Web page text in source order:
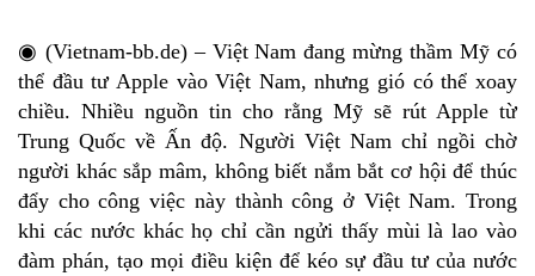
◉ (Vietnam-bb.de) – Việt Nam đang mừng thầm Mỹ có
thể đầu tư Apple vào Việt Nam, nhưng gió có thể xoay
chiều. Nhiều nguồn tin cho rằng Mỹ sẽ rút Apple từ
Trung Quốc về Ấn độ. Người Việt Nam chỉ ngồi chờ
người khác sắp mâm, không biết nắm bắt cơ hội để thúc
đẩy cho công việc này thành công ở Việt Nam. Trong
khi các nước khác họ chỉ cần ngửi thấy mùi là lao vào
đàm phán, tạo mọi điều kiện để kéo sự đầu tư của nước